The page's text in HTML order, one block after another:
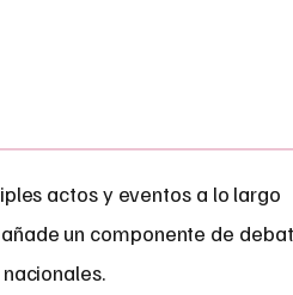
actos y eventos a lo largo
añade un componente de